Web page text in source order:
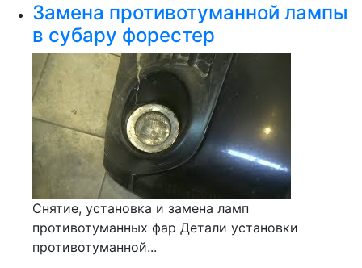
Замена противотуманной лампы
в субару форестер
Снятие, установка и замена ламп
противотуманных фар Детали установки
противотуманной...